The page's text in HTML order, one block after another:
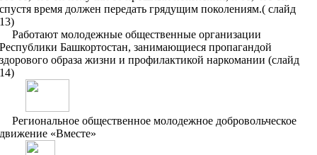
время должен передать грядущим поколениям.( слайд
Работают молодежные общественные организации
Башкортостан, занимающиеся пропагандой
образа жизни и профилактикой наркомании (слайд
Региональное общественное молодежное добровольческое
«Вместе»